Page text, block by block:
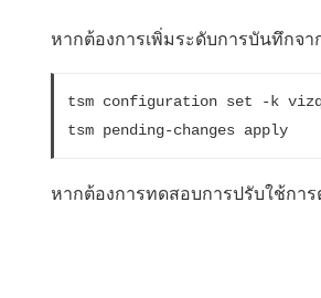
หากต้องการเพิ่มระดับการบันทึกจา
tsm configuration set -k
tsm pending-changes apply
หากต้องการทดสอบการปรับใช้กา